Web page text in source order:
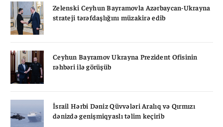
Zelenski Ceyhun Bayramovla Azərbaycan-Ukrayna
strateji tərəfdaşlığını müzakirə edib
Ceyhun Bayramov Ukrayna Prezident Ofisinin
rəhbəri ilə görüşüb
İsrail Hərbi Dəniz Qüvvələri Aralıq və Qırmızı
dənizdə genişmiqyaslı təlim keçirib